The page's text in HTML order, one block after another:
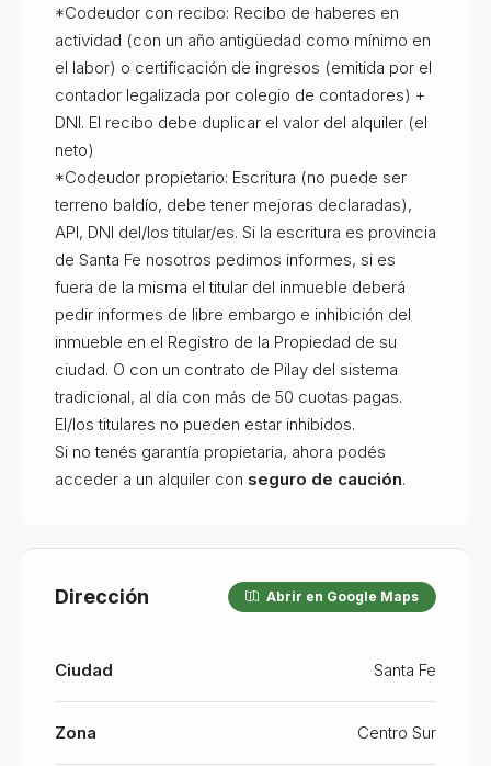
*Codeudor con recibo: Recibo de haberes en
actividad (con un año antigüedad como mínimo en
el labor) o certificación de ingresos (emitida por el
contador legalizada por colegio de contadores) +
DNI. El recibo debe duplicar el valor del alquiler (el
neto)
*Codeudor propietario: Escritura (no puede ser
terreno baldío, debe tener mejoras declaradas),
API, DNI del/los titular/es. Si la escritura es provincia
de Santa Fe nosotros pedimos informes, si es
fuera de la misma el titular del inmueble deberá
pedir informes de libre embargo e inhibición del
inmueble en el Registro de la Propiedad de su
ciudad. O con un contrato de Pilay del sistema
tradicional, al día con más de 50 cuotas pagas.
El/los titulares no pueden estar inhibidos.
Si no tenés garantía propietaria, ahora podés
acceder a un alquiler con seguro de caución.
Dirección Abrir en Google Maps
Ciudad Santa Fe
Zona Centro Sur